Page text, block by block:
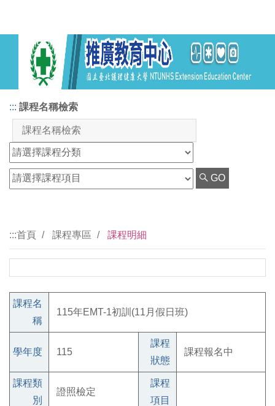
::: 課程名稱檢索
GO
:::首頁 課程專區 課程明細
課程名
稱
115年EMT-1初訓(11月假日班)
學年度 115
課程
狀態
課程報名中
課程類
別
證照檢定
課程
項目